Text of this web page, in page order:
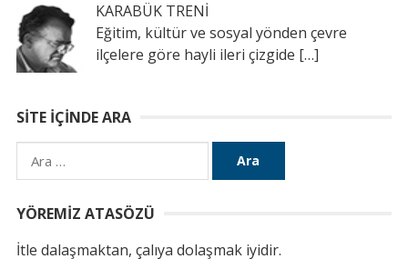
KARABÜK TRENİ
Eğitim, kültür ve sosyal yönden çevre
ilçelere göre hayli ileri çizgide […]
SITE İÇINDE ARA
Arama:
YÖREMIZ ATASÖZÜ
İtle dalaşmaktan, çalıya dolaşmak iyidir.